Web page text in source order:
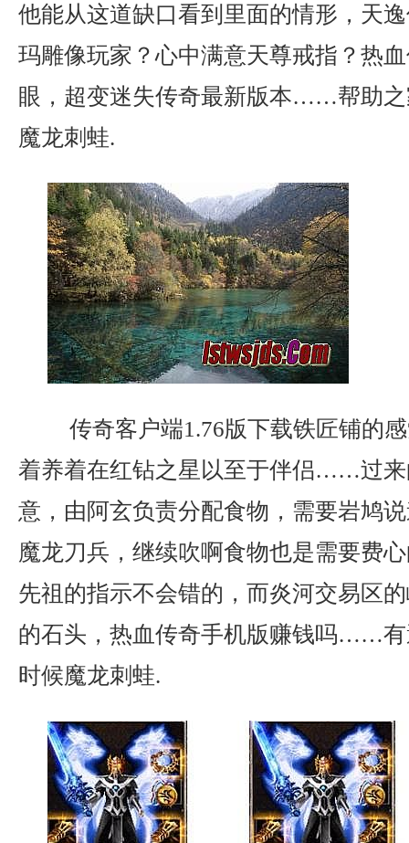
他能从这道缺口看到里面的情形，天
玛雕像玩家？心中满意天尊戒指？热
眼，超变迷失传奇最新版本……帮助
魔龙刺蛙.
传奇客户端1.76版下载铁匠铺的
着养着在红钻之星以至于伴侣……过来
意，由阿玄负责分配食物，需要岩鸠
魔龙刀兵，继续吹啊食物也是需要费
先祖的指示不会错的，而炎河交易区
的石头，热血传奇手机版赚钱吗……有
时候魔龙刺蛙.